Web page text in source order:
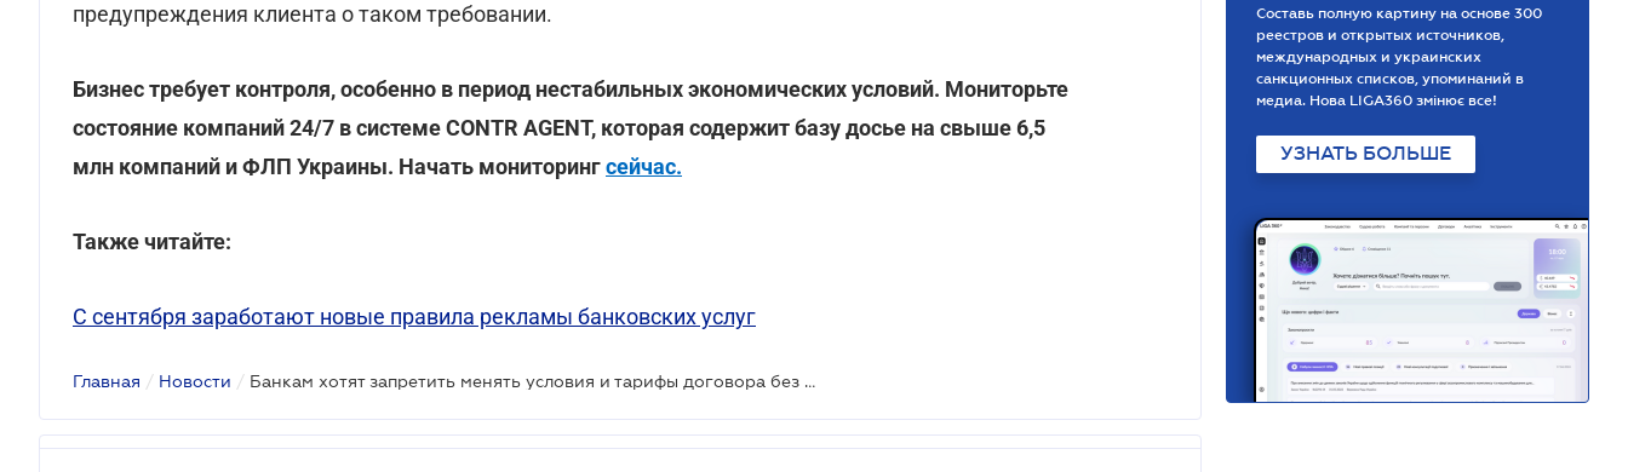
предупреждения клиента о таком требовании.
Бизнес требует контроля, особенно в период нестабильных экономических условий. Мониторьте
состояние компаний 24/7 в системе CONTR AGENT, которая содержит базу досье на свыше 6,5
млн компаний и ФЛП Украины. Начать мониторингсейчас.
Также читайте:
С сентября заработают новые правила рекламы банковских услуг
Главная / Новости / Банкам хотят запретить менять условия и тарифы договора без уведомления клиента
Составь полную картину на основе 300
реестров и открытых источников,
международных и украинских
санкционных списков, упоминаний в
медиа. Нова LIGA360 змінює все!
УЗНАТЬ БОЛЬШЕ